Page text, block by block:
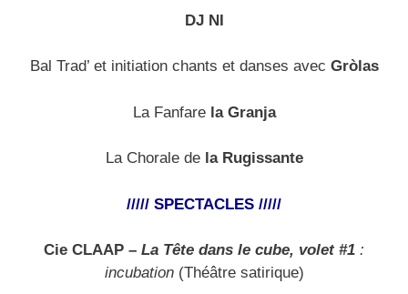
DJ NI
Bal Trad’ et initiation chants et danses avec Gròl as
La Fanfare la Granja
La Chorale dela Rugissante
///// SPECTACLES /////
Cie CLAAP – La Tête dans le cube, volet #1 :
incubation(Théâtre satirique)